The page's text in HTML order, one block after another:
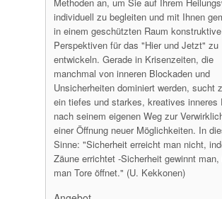
individuell zu begleiten und mit Ihnen
in einem geschützten Raum konstruktive
Perspektiven für das "Hier und Jetzt" zu
entwickeln. Gerade in Krisenzeiten, die
manchmal von inneren Blockaden und
Unsicherheiten dominiert werden, sucht
ein tiefes und starkes, kreatives inneres
nach seinem eigenen Weg zur
einer Öffnung neuer Möglichkeiten. In
Sinne: "Sicherheit erreicht man nicht,
Zäune errichtet -Sicherheit gewinnt man,
man Tore öffnet." (U. Kekkonen)